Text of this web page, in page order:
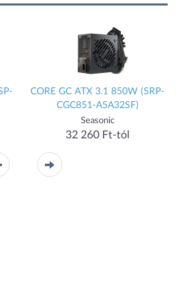
CORE GC ATX 3.1 850W (SRP-
CGC851-A5A32SF)
Seasonic
32 260 Ft-tól